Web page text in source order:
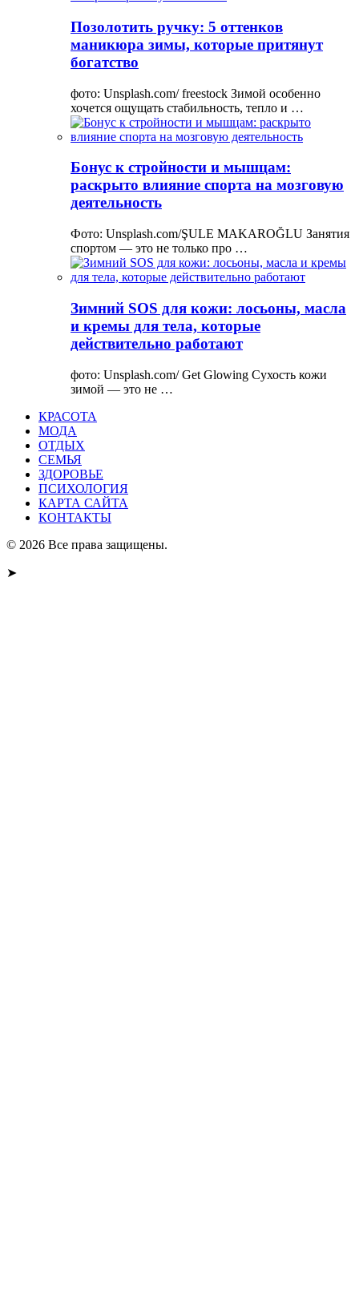
Позолотить ручку: 5 оттенков
маникюра зимы, которые притянут
богатство
фото: Unsplash.com/ freestock Зимой особенно
хочется ощущать стабильность, тепло и …
Бонус к стройности и мышцам:
раскрыто влияние спорта на мозговую
деятельность
Фото: Unsplash.com/ŞULE MAKAROĞLU Занятия
спортом — это не только про …
Зимний SOS для кожи: лосьоны, масла
и кремы для тела, которые
действительно работают
фото: Unsplash.com/ Get Glowing Сухость кожи
зимой — это не …
КРАСОТА
МОДА
ОТДЫХ
СЕМЬЯ
ЗДОРОВЬЕ
ПСИХОЛОГИЯ
КАРТА САЙТА
КОНТАКТЫ
© 2026 Все права защищены.
➤